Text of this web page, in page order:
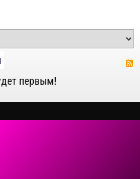
первым!